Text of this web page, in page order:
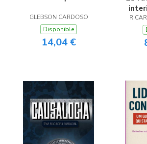
GLEBSON CARDOSO
Disponible
14,04 €